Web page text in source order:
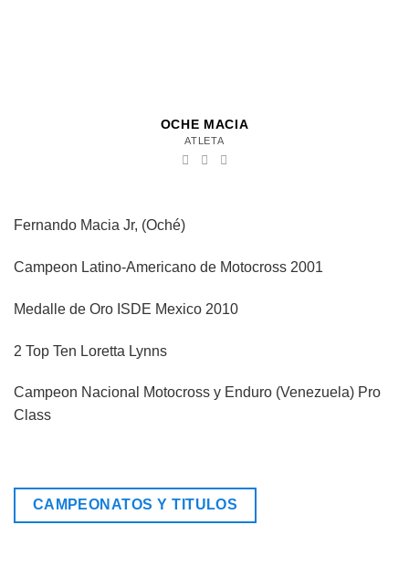
OCHE MACIA
ATLETA
Fernando Macia Jr, (Oché)
Campeon Latino-Americano de Motocross 2001
Medalle de Oro ISDE Mexico 2010
2 Top Ten Loretta Lynns
Campeon Nacional Motocross y Enduro (Venezuela) Pro
Class
CAMPEONATOS Y TITULOS